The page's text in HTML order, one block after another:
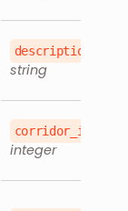
description
string
corridor_id
integer